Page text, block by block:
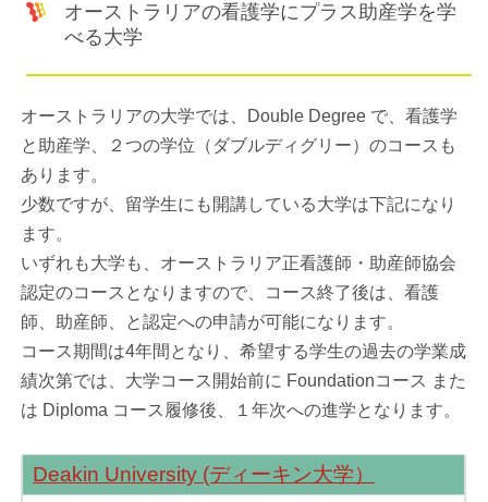
オーストラリアの看護学にプラス助産学を学
べる大学
オーストラリアの大学では、Double Degree で、看護学
と助産学、２つの学位（ダブルディグリー）のコースも
あります。
少数ですが、留学生にも開講している大学は下記になり
ます。
いずれも大学も、オーストラリア正看護師・助産師協会
認定のコースとなりますので、コース終了後は、看護
師、助産師、と認定への申請が可能になります。
コース期間は4年間となり、希望する学生の過去の学業成
績次第では、大学コース開始前に Foundationコース また
は Diploma コース履修後、１年次への進学となります。
Deakin University (ディーキン大学）